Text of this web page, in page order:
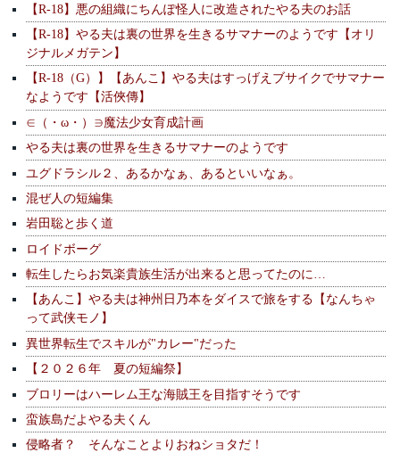
【R-18】悪の組織にちんぽ怪人に改造されたやる夫のお話
【R-18】やる夫は裏の世界を生きるサマナーのようです【オリ
ジナルメガテン】
【R-18（G）】【あんこ】やる夫はすっげえブサイクでサマナー
なようです【活俠傳】
∈（・ω・）∋魔法少女育成計画
やる夫は裏の世界を生きるサマナーのようです
ユグドラシル２、あるかなぁ、あるといいなぁ。
混ぜ人の短編集
岩田聡と歩く道
ロイドボーグ
転生したらお気楽貴族生活が出来ると思ってたのに…
【あんこ】やる夫は神州日乃本をダイスで旅をする【なんちゃ
って武侠モノ】
異世界転生でスキルが"カレー"だった
【２０２６年 夏の短編祭】
ブロリーはハーレム王な海賊王を目指すそうです
蛮族島だよやる夫くん
侵略者？ そんなことよりおねショタだ！